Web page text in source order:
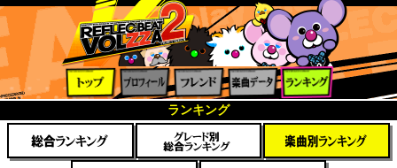
ィール
フレン
ド
楽曲デ
ータ
ング
ランキング